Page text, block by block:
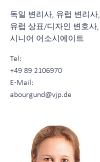
독일 변리사, 유럽 변리사,
유럽 상표/디자인 변호사,
시니어 어소시에이트
Tel:
+49 89 2106970
E-Mail:
abourgund@vjp.de